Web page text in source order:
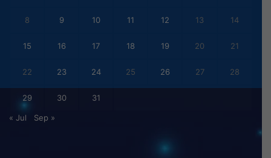
8 9 10 11 12 13 14
15 16 17 18 19 20 21
22 23 24 25 26 27 28
29 30 31
« Jul Sep »